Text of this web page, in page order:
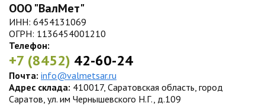
ООО "ВалМет"
ИНН: 6454131069
ОГРН: 1136454001210
Телефон:
+7 (8452) 42-60-24
Почта: info@valmetsar.ru
Адрес склада: 410017, Саратовская область, город
Саратов, ул. им Чернышевского Н.Г., д.109